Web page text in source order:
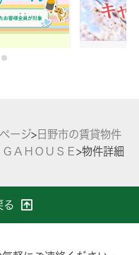
ージ>日野市の賃貸物件
ＡＨＯＵＳＥ>物件詳細
る